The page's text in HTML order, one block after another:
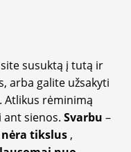
susuktą į tutą ir
arba galite užsakyti
Atlikus rėminimą
ant sienos. Svarbu –
tikslus ,